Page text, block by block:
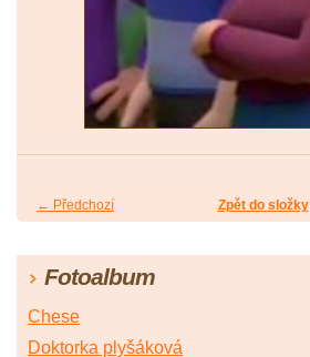
← Předchozí Zpět do složky
Fotoalbum
Chese
Doktorka plyšáková